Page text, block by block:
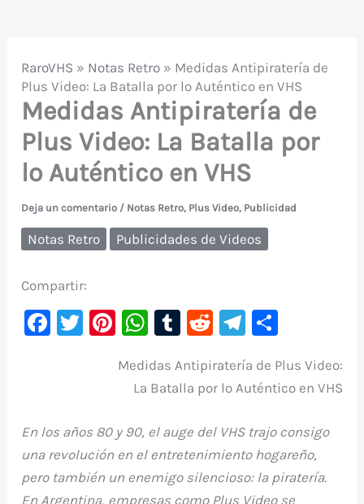
RaroVHS » Notas Retro » Medidas Antipiratería de
Plus Video: La Batalla por lo Auténtico en VHS
Medidas Antipiratería de
Plus Video: La Batalla por
lo Auténtico en VHS
Deja un comentario / Notas Retro, Plus Video, Publicidad
Notas Retro Publicidades de Videos
Compartir:
F
b
o
o
T
r
Pi
er
st
W
at
s
A
p
p
T
m
bl
r
R
d
di
t
Te
gr
a
m
m
p
ar
ti
r
Medidas Antipiratería de Plus Video:
La Batalla por lo Auténtico en VHS
En los años 80 y 90, el auge del VHS trajo consigo
una revolución en el entretenimiento hogareño,
pero también un enemigo silencioso: la piratería.
En Argentina, empresas como Plus Video se